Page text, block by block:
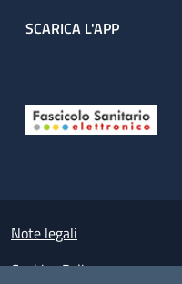
SCARICA L'APP
Small prints
Note legali
Cookies Policy